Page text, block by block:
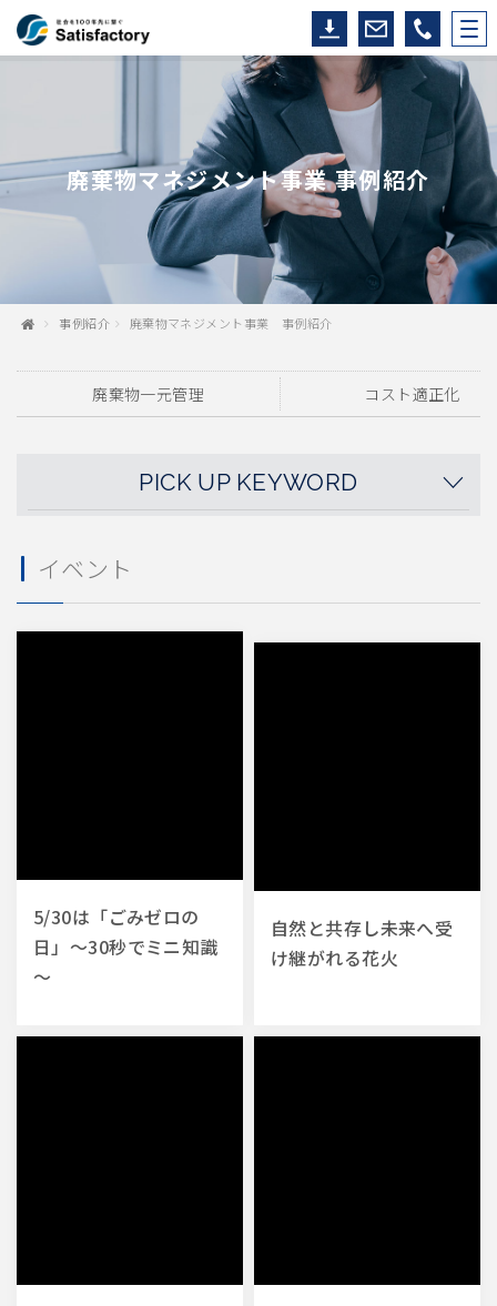
廃棄物マネジメント事業 事例紹介
事例紹介 廃棄物マネジメント事業 事例紹介
廃棄物一元管理 コスト適正化
PICK UP KEYWORD
レストラン
小売店
飲食店 物流 宿泊施設
イベント
5/30は「ごみゼロの
日」～30秒でミニ知識
～
自然と共存し未来へ受
け継がれる花火